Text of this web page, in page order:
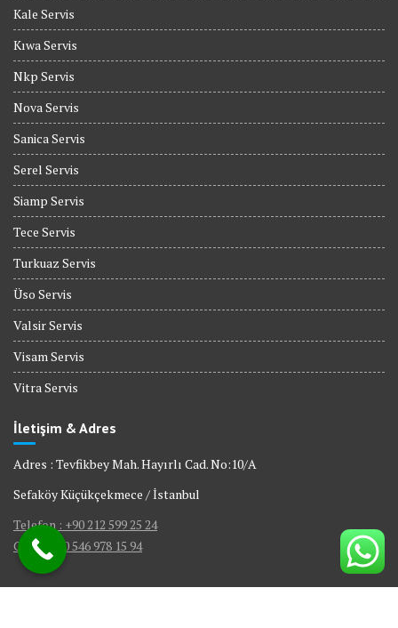
Kale Servis
Kıwa Servis
Nkp Servis
Nova Servis
Sanica Servis
Serel Servis
Siamp Servis
Tece Servis
Turkuaz Servis
Üso Servis
Valsir Servis
Visam Servis
Vitra Servis
İletişim & Adres
Adres : Tevfikbey Mah. Hayırlı Cad. No:10/A
Sefaköy Küçükçekmece / İstanbul
Telefon : +90 212 599 25 24
GSM : +90 546 978 15 94